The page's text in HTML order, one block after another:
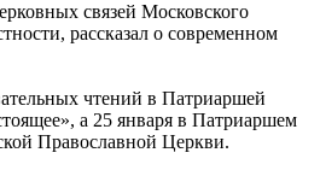
связей Московского
рассказал о современном
чтений в Патриаршей
а 25 января в Патриаршем
Православной Церкви.